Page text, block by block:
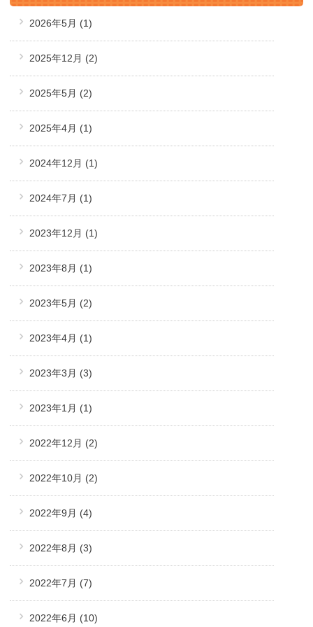
2026年5月 (1)
2025年12月 (2)
2025年5月 (2)
2025年4月 (1)
2024年12月 (1)
2024年7月 (1)
2023年12月 (1)
2023年8月 (1)
2023年5月 (2)
2023年4月 (1)
2023年3月 (3)
2023年1月 (1)
2022年12月 (2)
2022年10月 (2)
2022年9月 (4)
2022年8月 (3)
2022年7月 (7)
2022年6月 (10)